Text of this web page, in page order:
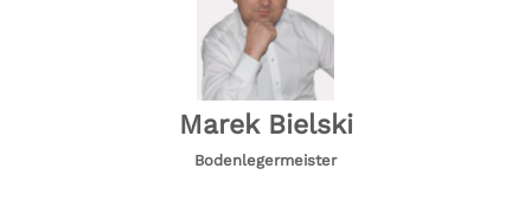
Marek Bielski
Bodenlegermeister